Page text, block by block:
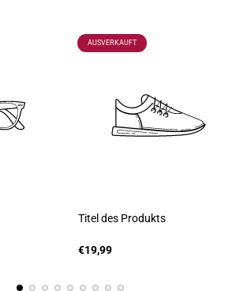
PRODUKTBEZEICHNUNG:
AUSVERKAUFT
Titel des Produkts
n
e
Regulärer
€19,99